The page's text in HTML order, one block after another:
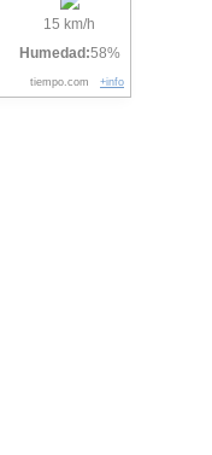
15 km/h
Humedad:58%
tiempo.com +info